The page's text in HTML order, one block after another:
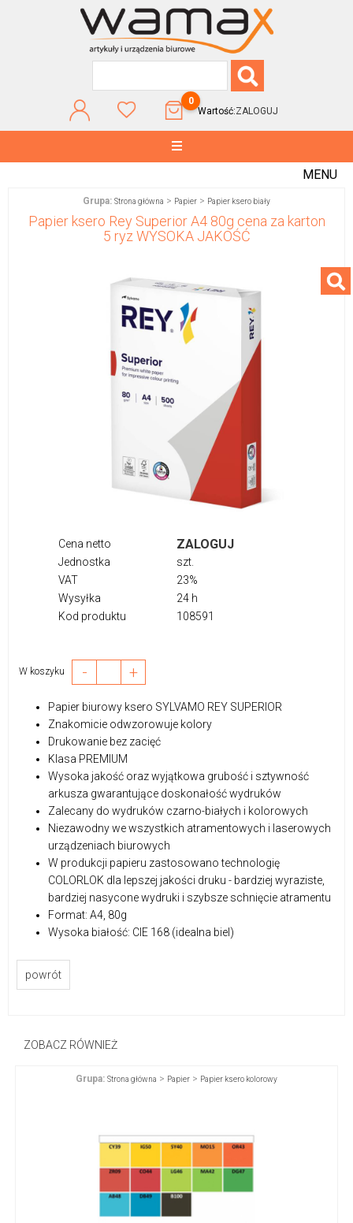
0
Wartość:ZALOGUJ
MENU
Grupa: Strona główna > Papier > Papier ksero biały
Papier ksero Rey Superior A4 80g cena za karton
5 ryz WYSOKA JAKOŚĆ
Cena netto ZALOGUJ
Jednostka
szt.
VAT
23%
Wysyłka
24 h
Kod produktu
108591
W koszyku - +
Papier biurowy ksero SYLVAMO REY SUPERIOR
Znakomicie odwzorowuje kolory
Drukowanie bez zacięć
Klasa PREMIUM
Wysoka jakość oraz wyjątkowa grubość i sztywność
arkusza gwarantujące doskonałość wydruków
Zalecany do wydruków czarno-białych i kolorowych
Niezawodny we wszystkich atramentowych i laserowych
urządzeniach biurowych
W produkcji papieru zastosowano technologię
COLORLOK dla lepszej jakości druku - bardziej wyraziste,
bardziej nasycone wydruki i szybsze schnięcie atramentu
Format: A4, 80g
Wysoka białość: CIE 168 (idealna biel)
powrót
ZOBACZ RÓWNIEŻ
Grupa: Strona główna > Papier > Papier ksero kolorowy